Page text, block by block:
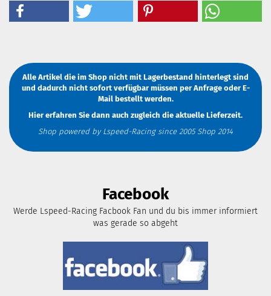
Alle Artikel die im Shop nicht mit Lagerbestand hinterlegt sind
und dadurch nicht sofort verfügbar müssen per AnfrageoderE-
Mailbestellt werden.
Hier erfahren Sie dann auch zugleich die aktuelle Lieferzeit.
Shop powered by Lspeed-Racing since 2005 Shop 2014
Facebook
Werde Lspeed-Racing Facbook Fan und du bis immer informiert
was gerade so abgeht